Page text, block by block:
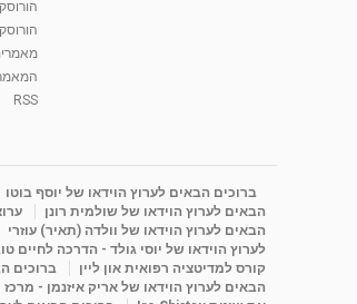
RSS
ברוכים הבאים לערוץ הוידאו של יוסף בוטו
הבאים לערוץ הוידאו של שולמית רונן
הבאים לערוץ הוידאו של וולדה (תאיר) עוזרי
לערוץ הוידאו של יוסי גולד - הדרכה לחיים
קורס למדיטציה רפואית און ליין
ברוכים
הבאים לערוץ הוידאו של אריק איזנמן -